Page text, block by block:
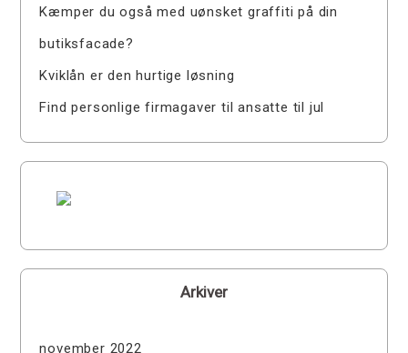
Kæmper du også med uønsket graffiti på din
butiksfacade?
Kviklån er den hurtige løsning
Find personlige firmagaver til ansatte til jul
Arkiver
november 2022